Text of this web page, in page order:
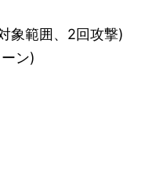
象範囲、2回攻撃)
ン)